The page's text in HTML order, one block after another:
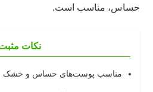
حساس، مناسب است.
نکات
مناسب پوست‌های حساس و خشک